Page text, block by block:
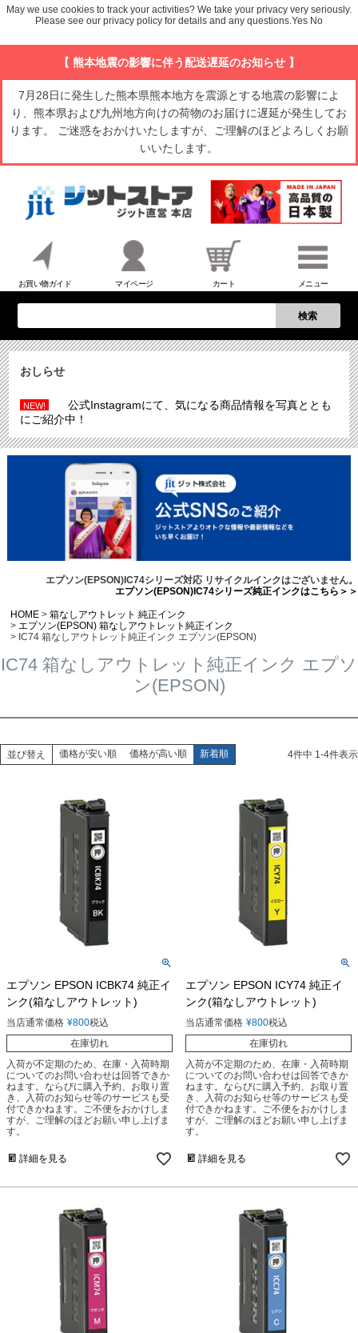
【 熊本地震の影響に伴う配送遅延のお知らせ 】
7月28日に発生した熊本県熊本地方を震源とする地震の影響によ
り、熊本県および九州地方向けの荷物のお届けに遅延が発生してお
ります。 ご迷惑をおかけいたしますが、ご理解のほどよろしくお願
いいたします。
お買い物ガイド マイページ カート メニュー
検索
おしらせ
NEW!
公式Instagramにて、気になる商品情報を写真ととも
にご紹介中！
エプソン(EPSON)IC74シリーズ対応 リサイクルインクはございません。
エプソン(EPSON)IC74シリーズ純正インクはこちら＞＞
HOME
箱なしアウトレット 純正インク
エプソン(EPSON) 箱なしアウトレット純正インク
IC74 箱なしアウトレット純正インク エプソン(EPSON)
IC74 箱なしアウトレット純正インク エプソ
ン(EPSON)
並び替え 価格が安い順 価格が高い順 新着順 4件中 1-4件表示
エプソン EPSON ICBK74 純正イ
ンク(箱なしアウトレット)
当店通常価格 ¥800税込
在庫切れ
入荷が不定期のため、在庫・入荷時期
についてのお問い合わせは回答できか
ねます。ならびに購入予約、お取り置
き、入荷のお知らせ等のサービスも受
付できかねます。ご不便をおかけしま
すが、ご理解のほどお願い申し上げま
す。
詳細を見る
エプソン EPSON ICY74 純正イ
ンク(箱なしアウトレット)
当店通常価格 ¥800税込
在庫切れ
入荷が不定期のため、在庫・入荷時期
についてのお問い合わせは回答できか
ねます。ならびに購入予約、お取り置
き、入荷のお知らせ等のサービスも受
付できかねます。ご不便をおかけしま
すが、ご理解のほどお願い申し上げま
す。
詳細を見る
May we use cookies to track your activities? We take your privacy very seriously.
Please see our privacy policy for details and any questions.Yes No